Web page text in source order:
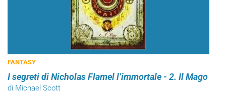
FANTASY
I segreti di Nicholas Flamel l’immortale - 2. Il Mago
di Michael Scott